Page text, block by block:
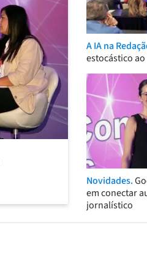
A IA na
estocástico
Novidades.
em conectar
jornalístico